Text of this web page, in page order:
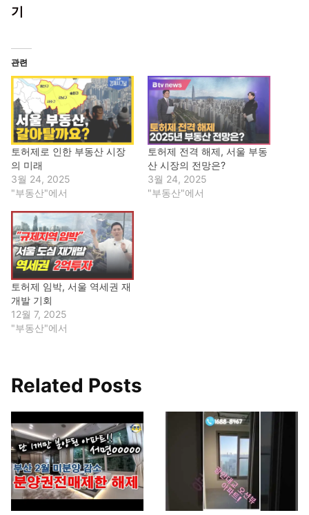
기
관련
토허제로 인한 부동산 시장
의 미래
3월 24, 2025
"부동산"에서
토허제 전격 해제, 서울 부동
산 시장의 전망은?
3월 24, 2025
"부동산"에서
토허제 임박, 서울 역세권 재
개발 기회
12월 7, 2025
"부동산"에서
Related Posts